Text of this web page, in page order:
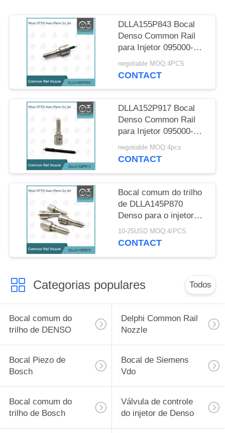
PRIVACY
DLLA155P843 Bocal
Denso Common Rail
para Injetor 095000-
5334
negotiable MOQ:4PCS
CONTACT
DLLA152P917 Bocal
Denso Common Rail
para Injetor 095000-
602# 16600-
ES60#/ES61#
negotiable MOQ:4pcs
CONTACT
Bocal comum do trilho
de DLLA145P870
Denso para o injetor
095000-560#/1465A041
10-25USD MOQ:4/PCS
CONTACT
Categorias populares Todos
Bocal comum do
trilho de DENSO
Delphi Common Rail
Nozzle
Bocal Piezo de
Bosch
Bocal de Siemens
Vdo
Bocal comum do
trilho de Bosch
Válvula de controle
do injetor de Denso